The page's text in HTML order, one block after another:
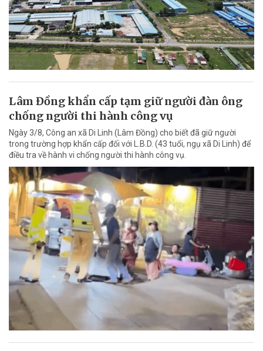
Lâm Đồng khẩn cấp tạm giữ người đàn ông
chống người thi hành công vụ
Ngày 3/8, Công an xã Di Linh (Lâm Đồng) cho biết đã giữ người
trong trường hợp khẩn cấp đối với L.B.D. (43 tuổi, ngụ xã Di Linh) để
điều tra về hành vi chống người thi hành công vụ.